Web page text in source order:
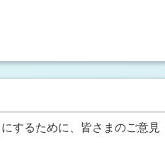
するために、皆さまのご意見